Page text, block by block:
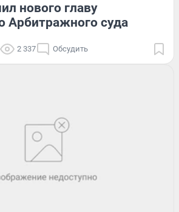
нового главу
Арбитражного суда
2 337 Обсудить